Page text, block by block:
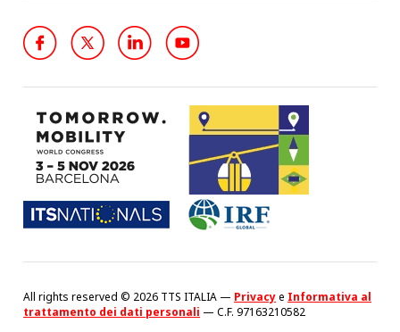
All rights reserved © 2026 TTS ITALIA — Privacye Informativa al
trattamento dei dati personali — C.F. 97163210582